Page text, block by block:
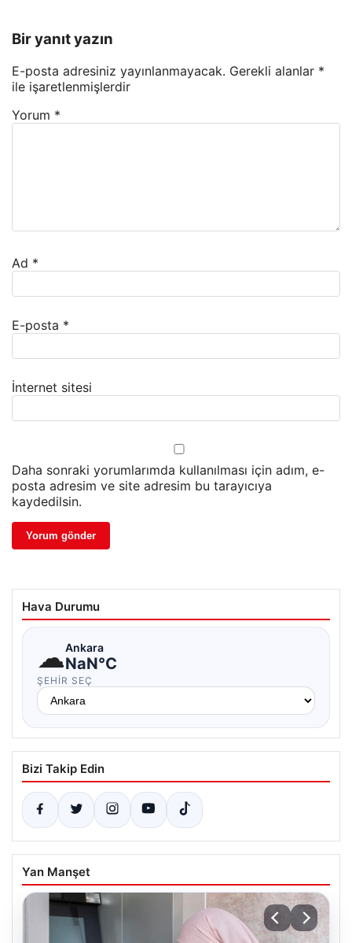
Bir yanıt yazın
E-posta adresiniz yayınlanmayacak. Gerekli alanlar *
ile işaretlenmişlerdir
Yorum *
Ad *
E-posta *
İnternet sitesi
Daha sonraki yorumlarımda kullanılması için adım, e-
posta adresim ve site adresim bu tarayıcıya
kaydedilsin.
Hava Durumu
☁Ankara
NaN°C
ŞEHIR SEÇ
Bizi Takip Edin
Yan Manşet